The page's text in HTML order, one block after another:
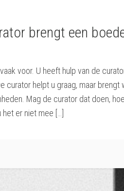
brengt een
voor. U heeft hulp van de
curator helpt u graag, maar
Mag de curator dat doen,
er niet mee […]